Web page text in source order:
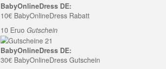
BabyOnlineDress DE:
10€ BabyOnlineDress Rabatt
10 Eruo Gutschein
BabyOnlineDress DE:
30€ BabyOnlineDress Gutschein